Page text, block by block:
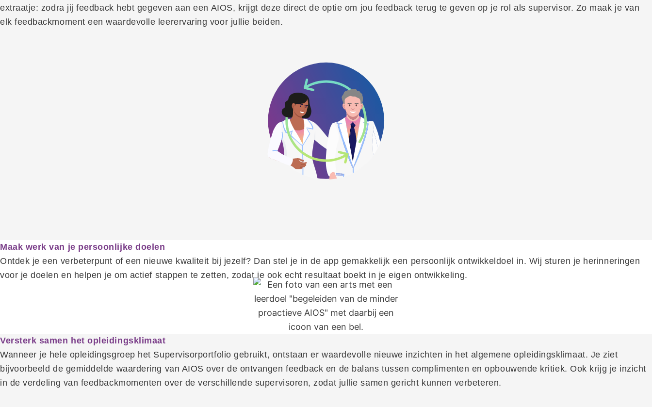
extraatje: zodra jij feedback hebt gegeven aan een AIOS, krijgt deze direct de optie om jou feedback terug te geven op je rol als supervisor. Zo maak je van
elk feedbackmoment een waardevolle leerervaring voor jullie beiden.
Maak werk van je persoonlijke doelen
Ontdek je een verbeterpunt of een nieuwe kwaliteit bij jezelf? Dan stel je in de app gemakkelijk een persoonlijk ontwikkeldoel in. Wij sturen je herinneringen
voor je doelen en helpen je om actief stappen te zetten, zodat je ook echt resultaat boekt in je eigen ontwikkeling.
Versterk samen het opleidingsklimaat
Wanneer je hele opleidingsgroep het Supervisorportfolio gebruikt, ontstaan er waardevolle nieuwe inzichten in het algemene opleidingsklimaat. Je ziet
bijvoorbeeld de gemiddelde waardering van AIOS over de ontvangen feedback en de balans tussen complimenten en opbouwende kritiek. Ook krijg je inzicht
in de verdeling van feedbackmomenten over de verschillende supervisoren, zodat jullie samen gericht kunnen verbeteren.